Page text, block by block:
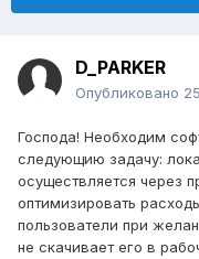
D_PARKER
Опубликовано
Господа! Необходим
следующию задачу:
осуществляется через
оптимизировать
пользователи при
не скачивает его в